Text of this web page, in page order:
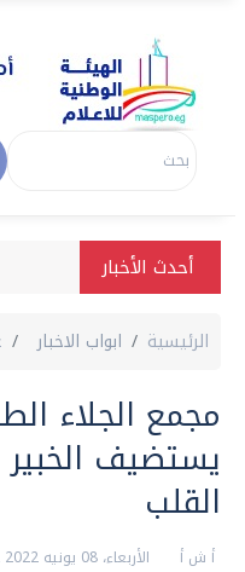
أحدث الأخبار
الرئيسية ابواب الاخبار
مجمع الجلاء
يستضيف
القلب
أ ش أ الأربعاء، 08 يونيه 2022 03:52 م